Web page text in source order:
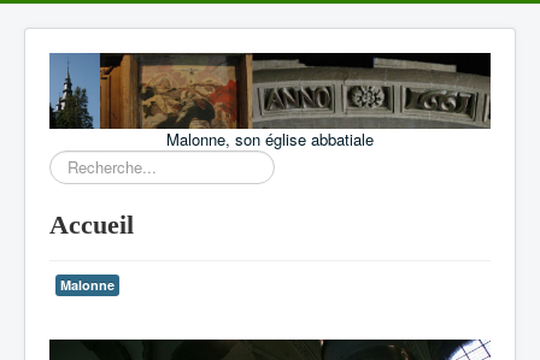
Malonne, son église abbatiale
Rechercher
Accueil
Malonne